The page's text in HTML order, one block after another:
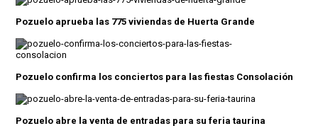
Pozuelo aprueba las 775 viviendas de Huerta Grande
Pozuelo confirma los conciertos para las fiestas Consolación
Pozuelo abre la venta de entradas para su feria taurina